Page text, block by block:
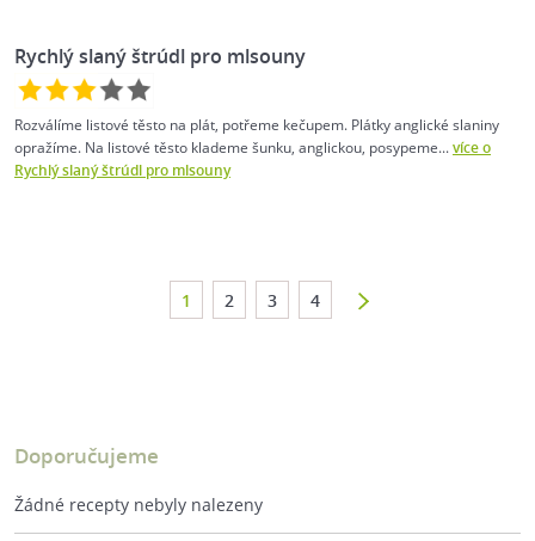
Rychlý slaný štrúdl pro mlsouny
Rozválíme listové těsto na plát, potřeme kečupem. Plátky anglické slaniny
opražíme. Na listové těsto klademe šunku, anglickou, posypeme...více o
Rychlý slaný štrúdl pro mlsouny
1 2 3 4
Doporučujeme
Žádné recepty nebyly nalezeny